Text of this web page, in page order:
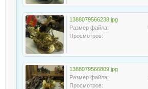
1388079566238.jpg
Размер файла:
Просмотров:
1388079566809.jpg
Размер файла:
Просмотров: